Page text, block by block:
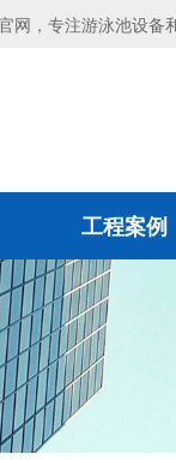
网，专注游泳池设备
工程案例